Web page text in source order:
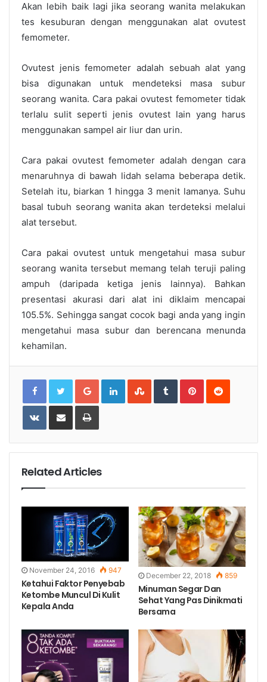
Akan lebih baik lagi jika seorang wanita melakukan
tes kesuburan dengan menggunakan alat ovutest
femometer.
Ovutest jenis femometer adalah sebuah alat yang
bisa digunakan untuk mendeteksi masa subur
seorang wanita. Cara pakai ovutest femometer tidak
terlalu sulit seperti jenis ovutest lain yang harus
menggunakan sampel air liur dan urin.
Cara pakai ovutest femometer adalah dengan cara
menaruhnya di bawah lidah selama beberapa detik.
Setelah itu, biarkan 1 hingga 3 menit lamanya. Suhu
basal tubuh seorang wanita akan terdeteksi melalui
alat tersebut.
Cara pakai ovutest untuk mengetahui masa subur
seorang wanita tersebut memang telah teruji paling
ampuh (daripada ketiga jenis lainnya). Bahkan
presentasi akurasi dari alat ini diklaim mencapai
105.5%. Sehingga sangat cocok bagi anda yang ingin
mengetahui masa subur dan berencana menunda
kehamilan.
Google+LinkedInStumbleUpon
TumblrPinterestReddit
VKontakteShare
Email
Print
Related Articles
November 24, 2016 947
Ketahui Faktor Penyebab
Ketombe Muncul Di Kulit
Kepala Anda
December 22, 2018 859
Minuman Segar Dan
Sehat Yang Pas Dinikmati
Bersama